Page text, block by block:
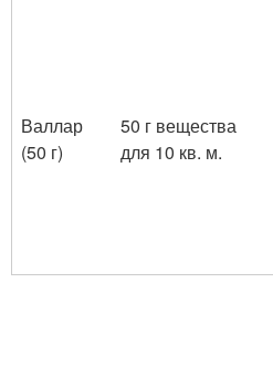
Валлар
(50 г)
50 г вещества
для 10 кв. м.